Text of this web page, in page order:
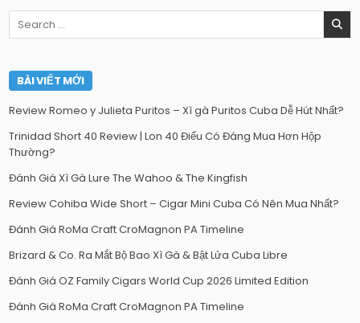
Search
BÀI VIẾT MỚI
Review Romeo y Julieta Puritos – Xì gà Puritos Cuba Dễ Hút Nhất?
Trinidad Short 40 Review | Lon 40 Điếu Có Đáng Mua Hơn Hộp
Thường?
Đánh Giá Xì Gà Lure The Wahoo & The Kingfish
Review Cohiba Wide Short – Cigar Mini Cuba Có Nên Mua Nhất?
Đánh Giá RoMa Craft CroMagnon PA Timeline
Brizard & Co. Ra Mắt Bộ Bao Xì Gà & Bật Lửa Cuba Libre
Đánh Giá OZ Family Cigars World Cup 2026 Limited Edition
Đánh Giá RoMa Craft CroMagnon PA Timeline